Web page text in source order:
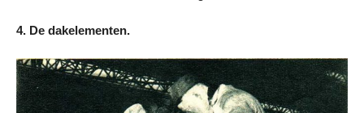
4. De dakelementen.